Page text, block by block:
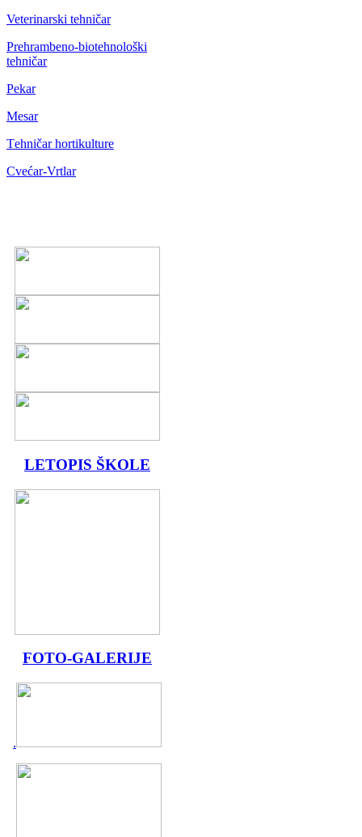
Veterinarski tehničar
Prehrambeno-biotehnološki
tehničar
Pekar
Mesar
Тehničar hortikulture
Cvećar-Vrtlar
LETOPIS ŠKOLE
FOTO-GALERIJE
.